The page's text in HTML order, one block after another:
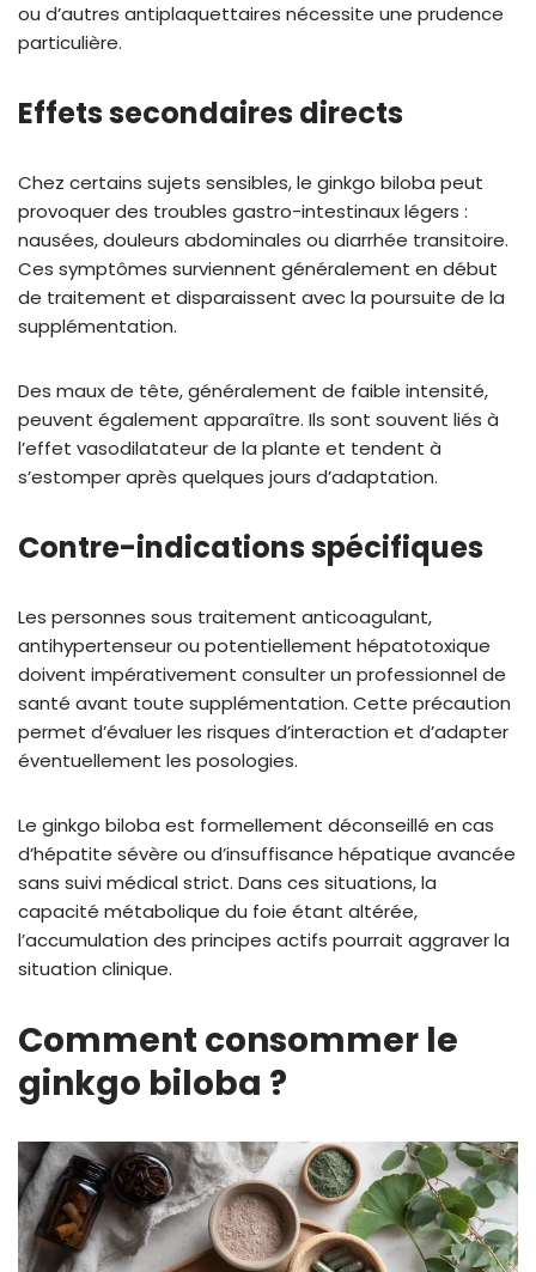
ou d’autres antiplaquettaires nécessite une prudence
particulière.
Effets secondaires directs
Chez certains sujets sensibles, le ginkgo biloba peut
provoquer des troubles gastro-intestinaux légers :
nausées, douleurs abdominales ou diarrhée transitoire.
Ces symptômes surviennent généralement en début
de traitement et disparaissent avec la poursuite de la
supplémentation.
Des maux de tête, généralement de faible intensité,
peuvent également apparaître. Ils sont souvent liés à
l’effet vasodilatateur de la plante et tendent à
s’estomper après quelques jours d’adaptation.
Contre-indications spécifiques
Les personnes sous traitement anticoagulant,
antihypertenseur ou potentiellement hépatotoxique
doivent impérativement consulter un professionnel de
santé avant toute supplémentation. Cette précaution
permet d’évaluer les risques d’interaction et d’adapter
éventuellement les posologies.
Le ginkgo biloba est formellement déconseillé en cas
d’hépatite sévère ou d’insuffisance hépatique avancée
sans suivi médical strict. Dans ces situations, la
capacité métabolique du foie étant altérée,
l’accumulation des principes actifs pourrait aggraver la
situation clinique.
Comment consommer le
ginkgo biloba ?